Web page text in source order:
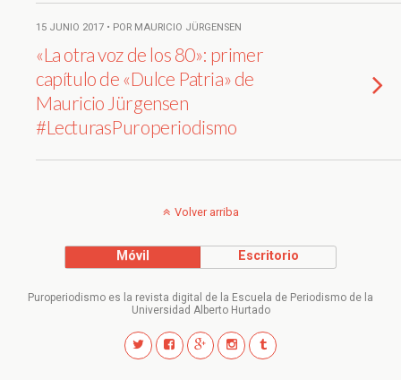
15 JUNIO 2017 • POR MAURICIO JÜRGENSEN
«La otra voz de los 80»: primer
capítulo de «Dulce Patria» de
Mauricio Jürgensen
#LecturasPuroperiodismo
Volver arriba
Móvil Escritorio
Puroperiodismo es la revista digital de la Escuela de Periodismo de la
Universidad Alberto Hurtado